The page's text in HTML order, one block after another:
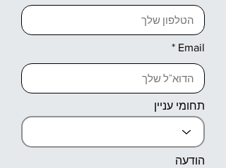
Email
תחומי עניין
הודעה